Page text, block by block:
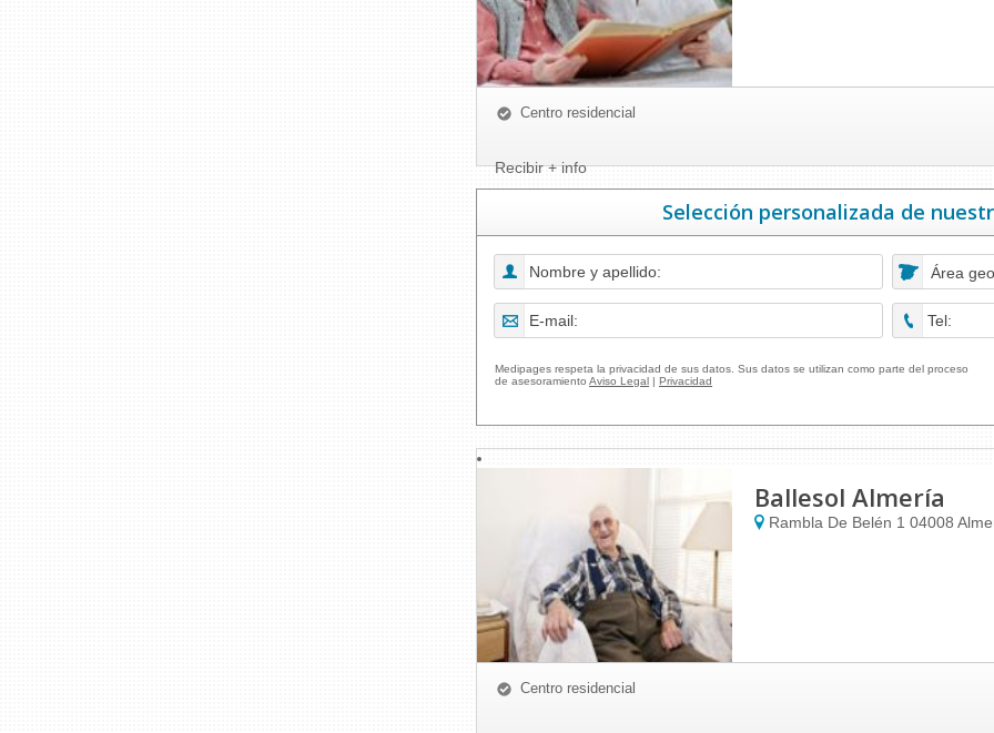
Centro residencial
Recibir + info
Selección personalizada de
Área
Medipages respeta la privacidad de sus datos. Sus datos se utilizan como parte del proceso
de asesoramiento Aviso Legal | Privacidad
Ballesol Almería
Rambla De Belén 1 04008
Centro residencial